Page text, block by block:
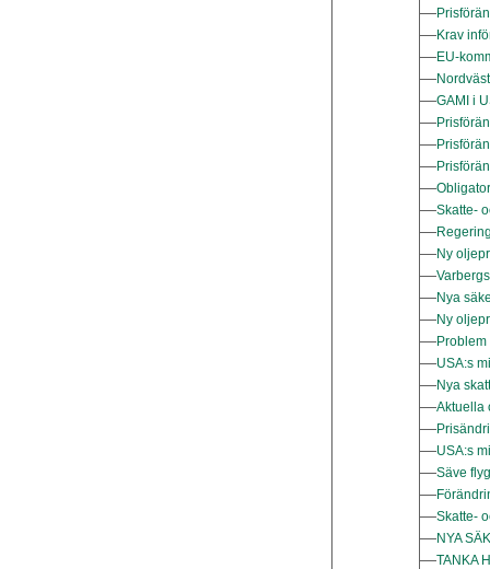
Krav
EU-
GAMI i
Skatte-
Ny
Nya
Ny
USA:s
Nya
Aktuella
USA:s
Säve
Skatte-
NYA
TANKA